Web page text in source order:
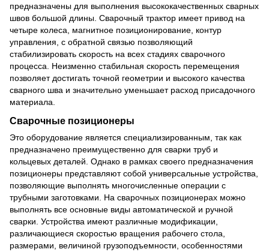
предназначены для выполнения высококачественных сварных
швов большой длины. Сварочный трактор имеет привод на
четыре колеса, магнитное позиционирование, контур
управления, с обратной связью позволяющий
стабилизировать скорость на всех стадиях сварочного
процесса. Неизменно стабильная скорость перемещения
позволяет достигать точной геометрии и высокого качества
сварного шва и значительно уменьшает расход присадочного
материала.
Сварочные позиционеры
Это оборудование является специализированным, так как
предназначено преимущественно для сварки труб и
кольцевых деталей. Однако в рамках своего предназначения
позиционеры представляют собой универсальные устройства,
позволяющие выполнять многочисленные операции с
трубными заготовками. На сварочных позиционерах можно
выполнять все основные виды автоматической и ручной
сварки. Устройства имеют различные модификации,
различающиеся скоростью вращения рабочего стола,
размерами, величиной грузоподъемности, особенностями